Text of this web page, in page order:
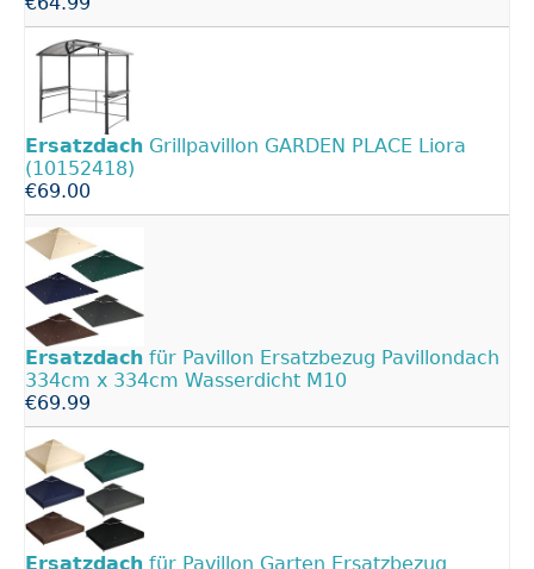
Ersatzdach Grillpavillon GARDEN PLACE Liora
(10152418)
€69.00
Ersatzdach für Pavillon Ersatzbezug Pavillondach
334cm x 334cm Wasserdicht M10
€69.99
Ersatzdach für Pavillon Garten Ersatzbezug